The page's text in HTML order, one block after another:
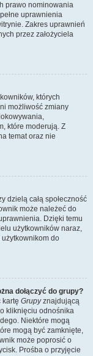
prawo nominowania
uprawnienia
Zakres uprawnień
przez założyciela
których
możliwość zmiany
które moderują. Z
temat oraz nie
dzielą całą społeczność
może należeć do
Dzięki temu
użytkowników naraz,
do
dołączyć do grupy?
kartę Grupyznajdującą
kliknięciu odnośnika
Niektóre mogą
mogą być zamknięte,
może poprosić o
Prośba o przyjęcie